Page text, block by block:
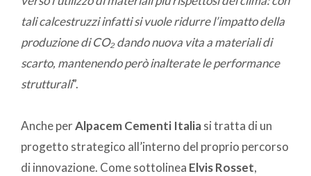
tali calcestruzzi infatti si vuole ridurre l’impatto della
produzione di CO₂ dando nuova vita a materiali di
scarto, mantenendo però inalterate le performance
strutturali”.
Anche perAlpacem Cementi Italiasi tratta di un
progetto strategico all’interno del proprio percorso
di innovazione. Come sottolinea Elvis Rosset,